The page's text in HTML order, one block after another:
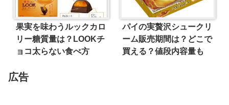
果実を味わうルックカロ
リー糖質量は？LOOKチ
ョコ太らない食べ方
パイの実贅沢シュークリ
ーム販売期間は？どこで
買える？値段内容量も
広告